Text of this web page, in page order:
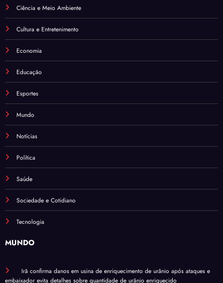
Ciência e Meio Ambiente
Cultura e Entretenimento
Economia
Educação
Esportes
Mundo
Notícias
Política
Saúde
Sociedade e Cotidiano
Tecnologia
MUNDO
Irã confirma danos em usina de enriquecimento de urânio após ataques e
embaixador evita detalhes sobre quantidade de urânio enriquecido